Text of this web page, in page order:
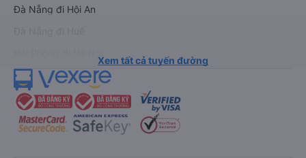
Đà Nẵng đi Hội An
Xem tất cả tuyến đường